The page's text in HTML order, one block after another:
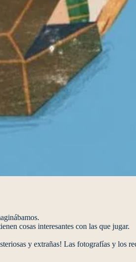
cosas interesantes con las que jugar.
y extrañas! Las fotografías y los